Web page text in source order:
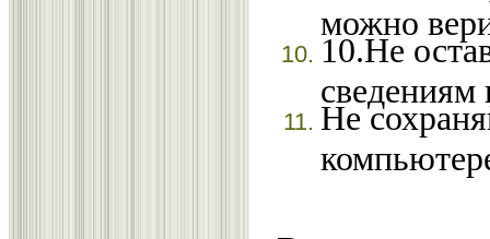
можно
10.Не
сведениям
Не